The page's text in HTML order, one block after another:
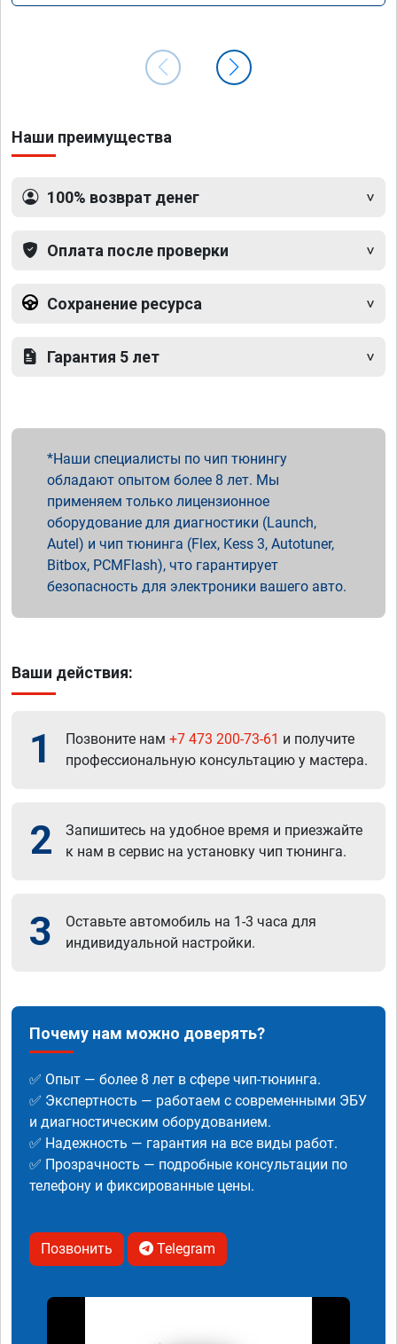
Наши преимущества
100% возврат денег
Оплата после проверки
Сохранение ресурса
Гарантия 5 лет
Наши специалисты по чип тюнингу
обладают опытом более 8 лет. Мы
применяем только лицензионное
оборудование для диагностики (Launch,
Autel) и чип тюнинга (Flex, Kess 3, Autotuner,
Bitbox, PCMFlash), что гарантирует
безопасность для электроники вашего авто.
Ваши действия:
1 Позвоните нам +7 473 200-73-61 и получите
профессиональную консультацию у мастера.
2
Запишитесь на удобное время и приезжайте
к нам в сервис на установку чип тюнинга.
3
Оставьте автомобиль на 1-3 часа для
индивидуальной настройки.
Почему нам можно доверять?
✅ Опыт — более 8 лет в сфере чип-тюнинга.
✅ Экспертность — работаем с современными ЭБУ
и диагностическим оборудованием.
✅ Надежность — гарантия на все виды работ.
✅ Прозрачность — подробные консультации по
телефону и фиксированные цены.
Позвонить Telegram